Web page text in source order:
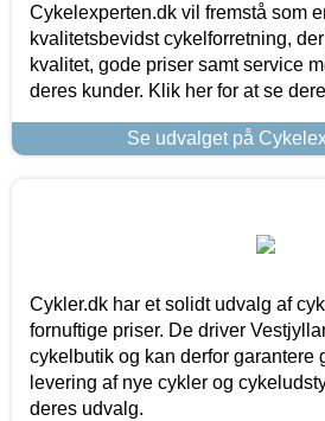
Cykelexperten.dk vil fremstå som
kvalitetsbevidst cykelforretning,
kvalitet, gode priser samt service
deres kunder. Klik her for at se
Se udvalget på
Cykler.dk har et solidt udvalg af
fornuftige priser. De driver
cykelbutik og kan derfor garantere
levering af nye cykler og
deres udvalg.